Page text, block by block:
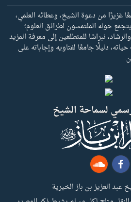
من دعوة الشيخ، وعطائه العلمي،
حوله الملتمسون لطرائق العلوم؛
نبراسًا للمتطلعين إلى معرفة المزيد
دليلًا جامعًا لفتاويه وإجاباته على
لسماحة الشيخ
العزيز بن باز الخيرية